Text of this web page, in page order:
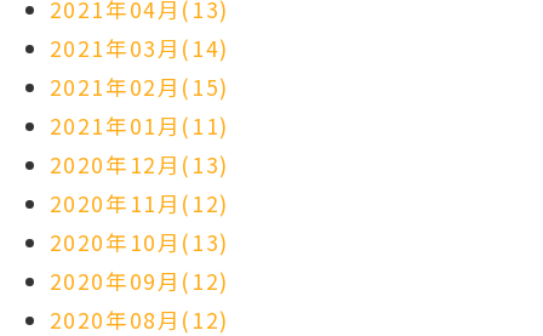
2021年04月(13)
2021年03月(14)
2021年02月(15)
2021年01月(11)
2020年12月(13)
2020年11月(12)
2020年10月(13)
2020年09月(12)
2020年08月(12)